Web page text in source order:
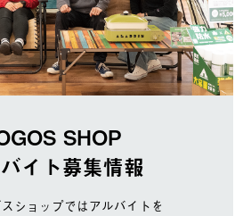
SHOP
イト募集情報
ショップではアルバイトを